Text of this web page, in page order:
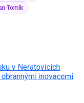
Tomík
v Neratovicích
obrannými inovacemi